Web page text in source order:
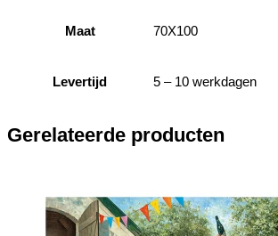
Maat 70X100
Levertijd 5 – 10 werkdagen
Gerelateerde producten